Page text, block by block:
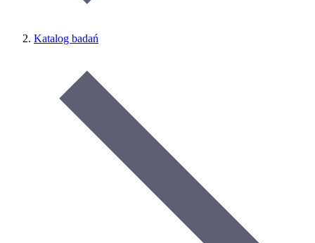
Katalog badań